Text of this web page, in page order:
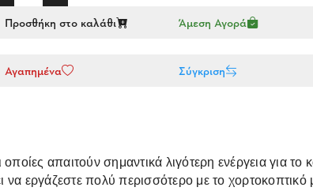
Προσθήκη στο καλάθι Άμεση Αγορά
Αγαπημένα Σύγκριση
απαιτούν σημαντικά λιγότερη ενέργεια για
εργάζεστε πολύ περισσότερο με το